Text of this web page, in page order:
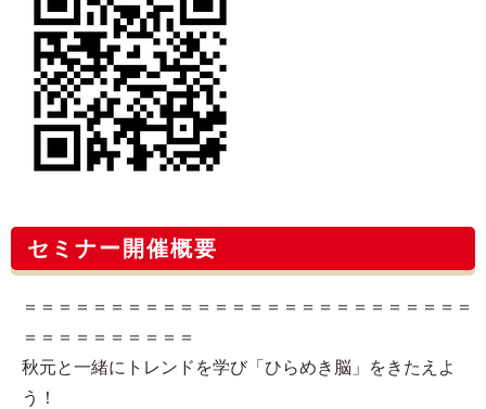
セミナー開催概要
＝＝＝＝＝＝＝＝＝＝＝＝＝＝＝＝＝＝＝＝＝＝＝＝＝＝
＝＝＝＝＝＝＝＝＝＝
秋元と一緒にトレンドを学び「ひらめき脳」をきたえよ
う！